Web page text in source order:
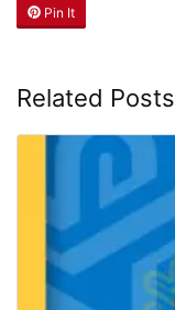
Pin It
Related Posts